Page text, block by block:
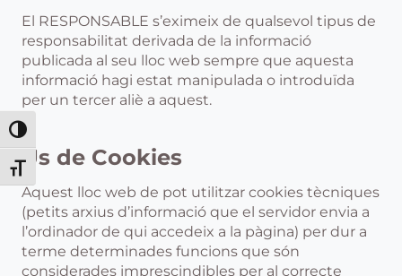
Toggle High Contrast
Toggle Font size
El RESPONSABLE s’eximeix de qualsevol tipus de
responsabilitat derivada de la informació
publicada al seu lloc web sempre que aquesta
informació hagi estat manipulada o introduïda
per un tercer aliè a aquest.
Ús de Cookies
Aquest lloc web de pot utilitzar cookies tècniques
(petits arxius d’informació que el servidor envia a
l’ordinador de qui accedeix a la pàgina) per dur a
terme determinades funcions que són
considerades imprescindibles per al correcte